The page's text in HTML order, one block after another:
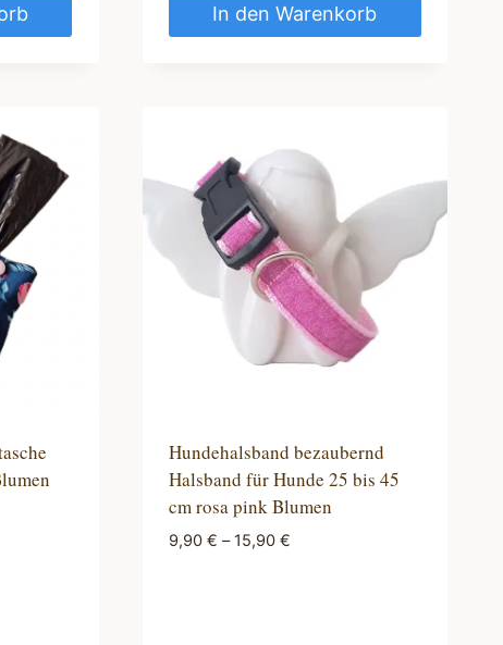
In den Warenkorb
Hundehalsband bezaubernd
Halsband für Hunde 25 bis 45
cm rosa pink Blumen
9,90 € –15,90 €